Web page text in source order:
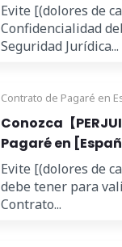
Evite [(dolores de
Confidencialidad
Seguridad Jurídica...
Contrato de Pagaré en
Conozca【
Pagaré en
Evite [(dolores de
debe tener para
Contrato...